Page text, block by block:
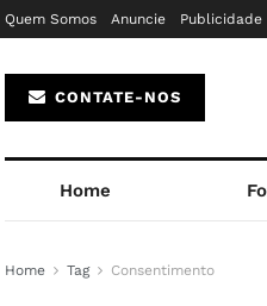
Quem Somos Anuncie Publicidade
CONTATE-NOS
Home
Home Tag Consentimento